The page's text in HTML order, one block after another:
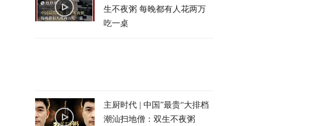
生不夜粥 每晚都有人花两万
吃一桌
主厨时代 | 中国”最贵“大排档
潮汕扫地僧：双生不夜粥